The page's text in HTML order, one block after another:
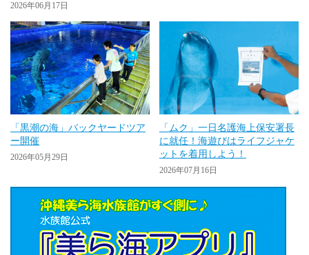
2026年06月17日
「黒潮の海」バックヤードツア
ー開催
2026年05月29日
「ムク」一日名護海上保安署長
に就任！海遊びはライフジャケ
ットを着用しよう！
2026年07月16日